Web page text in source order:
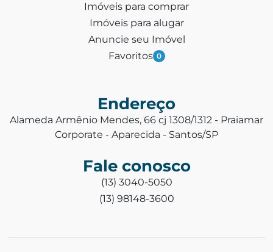
Imóveis para comprar
Imóveis para alugar
Anuncie seu Imóvel
Favoritos 0
Endereço
Alameda Armênio Mendes, 66 cj 1308/1312 - Praiamar
Corporate - Aparecida - Santos/SP
Fale conosco
(13) 3040-5050
(13) 98148-3600